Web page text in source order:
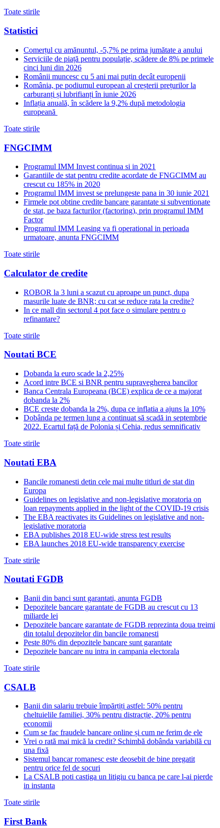
Toate stirile
Statistici
Comerțul cu amănuntul, -5,7% pe prima jumătate a anului
Serviciile de piață pentru populație, scădere de 8% pe primele
cinci luni din 2026
Românii muncesc cu 5 ani mai puțin decât europenii
România, pe podiumul european al creșterii prețurilor la
carburanți și lubrifianți în iunie 2026
Inflația anuală, în scădere la 9,2% după metodologia
europeană
Toate stirile
FNGCIMM
Programul IMM Invest continua si in 2021
Garantiile de stat pentru credite acordate de FNGCIMM au
crescut cu 185% in 2020
Programul IMM invest se prelungeste pana in 30 iunie 2021
Firmele pot obtine credite bancare garantate si subventionate
de stat, pe baza facturilor (factoring), prin programul IMM
Factor
Programul IMM Leasing va fi operational in perioada
urmatoare, anunta FNGCIMM
Toate stirile
Calculator de credite
ROBOR la 3 luni a scazut cu aproape un punct, dupa
masurile luate de BNR; cu cat se reduce rata la credite?
In ce mall din sectorul 4 pot face o simulare pentru o
refinantare?
Toate stirile
Noutati BCE
Dobanda la euro scade la 2,25%
Acord intre BCE si BNR pentru supravegherea bancilor
Banca Centrala Europeana (BCE) explica de ce a majorat
dobanda la 2%
BCE creste dobanda la 2%, dupa ce inflatia a ajuns la 10%
Dobânda pe termen lung a continuat să scadă in septembrie
2022. Ecartul față de Polonia și Cehia, redus semnificativ
Toate stirile
Noutati EBA
Bancile romanesti detin cele mai multe titluri de stat din
Europa
Guidelines on legislative and non-legislative moratoria on
loan repayments applied in the light of the COVID-19 crisis
The EBA reactivates its Guidelines on legislative and non-
legislative moratoria
EBA publishes 2018 EU-wide stress test results
EBA launches 2018 EU-wide transparency exercise
Toate stirile
Noutati FGDB
Banii din banci sunt garantati, anunta FGDB
Depozitele bancare garantate de FGDB au crescut cu 13
miliarde lei
Depozitele bancare garantate de FGDB reprezinta doua treimi
din totalul depozitelor din bancile romanesti
Peste 80% din depozitele bancare sunt garantate
Depozitele bancare nu intra in campania electorala
Toate stirile
CSALB
Banii din salariu trebuie împărțiți astfel: 50% pentru
cheltuielile familiei, 30% pentru distracție, 20% pentru
economii
Cum se fac fraudele bancare online și cum ne ferim de ele
Vrei o rată mai mică la credit? Schimbă dobânda variabilă cu
una fixă
Sistemul bancar romanesc este deosebit de bine pregatit
pentru orice fel de socuri
La CSALB poti castiga un litigiu cu banca pe care l-ai pierde
in instanta
Toate stirile
First Bank